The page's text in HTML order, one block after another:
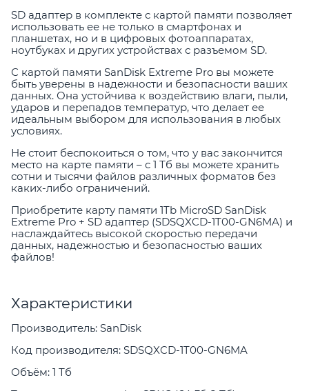
SD адаптер в комплекте с картой памяти позволяет
использовать ее не только в смартфонах и
планшетах, но и в цифровых фотоаппаратах,
ноутбуках и других устройствах с разъемом SD.
С картой памяти SanDisk Extreme Pro вы можете
быть уверены в надежности и безопасности ваших
данных. Она устойчива к воздействию влаги, пыли,
ударов и перепадов температур, что делает ее
идеальным выбором для использования в любых
условиях.
Не стоит беспокоиться о том, что у вас закончится
место на карте памяти – с 1 Тб вы можете хранить
сотни и тысячи файлов различных форматов без
каких-либо ограничений.
Приобретите карту памяти 1Tb MicroSD SanDisk
Extreme Pro + SD адаптер (SDSQXCD-1T00-GN6MA) и
наслаждайтесь высокой скоростью передачи
данных, надежностью и безопасностью ваших
файлов!
Характеристики
Производитель: SanDisk
Код производителя: SDSQXCD-1T00-GN6MA
Объём: 1 Тб